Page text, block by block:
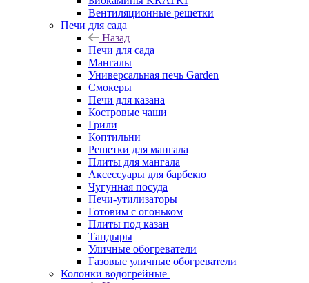
Вентиляционные решетки
Печи для сада
Назад
Печи для сада
Мангалы
Универсальная печь Garden
Смокеры
Печи для казана
Костровые чаши
Грили
Коптильни
Решетки для мангала
Плиты для мангала
Аксессуары для барбекю
Чугунная посуда
Печи-утилизаторы
Готовим с огоньком
Плиты под казан
Тандыры
Уличные обогреватели
Газовые уличные обогреватели
Колонки водогрейные